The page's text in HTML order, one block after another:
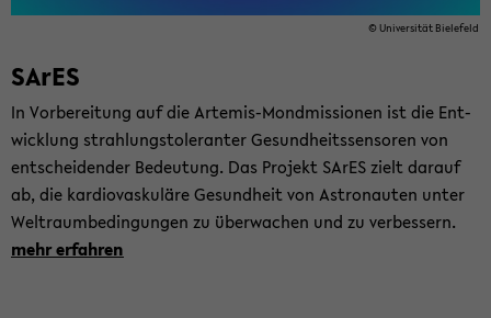
© Uni­ver­si­tät Bie­le­feld
SArES
In Vor­be­rei­tung auf die Artemis-​Mondmissionen ist die Ent­
wick­lung strah­lung­s­to­le­ran­ter Ge­sund­heits­sen­so­ren von
ent­schei­den­der Be­deu­tung. Das Pro­jekt SArES zielt dar­auf
ab, die kar­dio­vas­ku­lä­re Ge­sund­heit von As­tro­nau­ten unter
Welt­raum­be­din­gun­gen zu über­wa­chen und zu ver­bes­sern.
mehr er­fah­ren